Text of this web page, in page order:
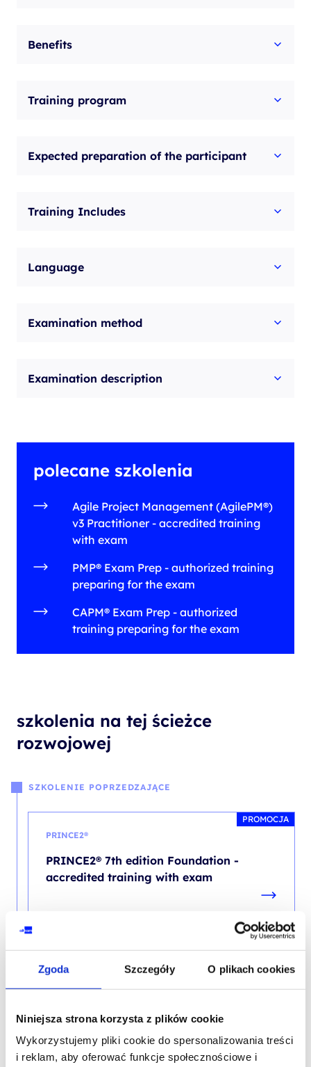
Zgoda Szczegóły O plikach cookies
Niniejsza strona korzysta z plików cookie
Wykorzystujemy pliki cookie do spersonalizowania treści
i reklam, aby oferować funkcje społecznościowe i
Benefits
Training program
Expected preparation of the participant
Training Includes
Language
Examination method
Examination description
polecane szkolenia
Agile Project Management (AgilePM®)
v3 Practitioner - accredited training
with exam
PMP® Exam Prep - authorized training
preparing for the exam
CAPM® Exam Prep - authorized
training preparing for the exam
szkolenia na tej ścieżce
rozwojowej
SZKOLENIE POPRZEDZAJĄCE
PROMOCJA
PRINCE2®
PRINCE2® 7th edition Foundation -
accredited training with exam
SZKOLENIE BIEŻĄCE
PRINCE2® AGILE
PRINCE2® Agile Practitioner (version 2) -
accredited training with exam